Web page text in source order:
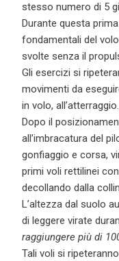
stesso numero di 5
Durante questa
fondamentali del
svolte senza il
Gli esercizi si
movimenti da
in volo, allʼatterraggio.
Dopo il
allʼimbracatura del
gonfiaggio e corsa,
primi voli rettilinei
decollando dalla
L’altezza dal suolo
di leggere virate
raggiungere più di
Tali voli si